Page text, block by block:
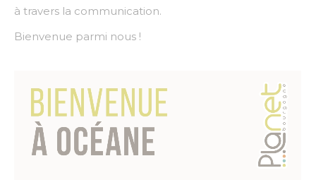
à travers la communication.
Bienvenue parmi nous !